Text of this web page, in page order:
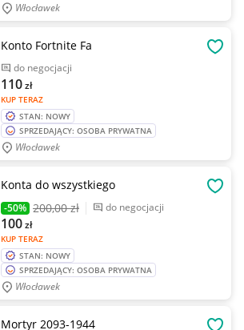
Włocławek
Konto Fortnite Fa
do negocjacji
KUP TERAZ
110zł
STAN: NOWY
SPRZEDAJĄCY: OSOBA PRYWATNA
Włocławek
Konta do wszystkiego
-50% 200,00 zł do negocjacji
KUP TERAZ
100zł
STAN: NOWY
SPRZEDAJĄCY: OSOBA PRYWATNA
Włocławek
Mortyr 2093-1944